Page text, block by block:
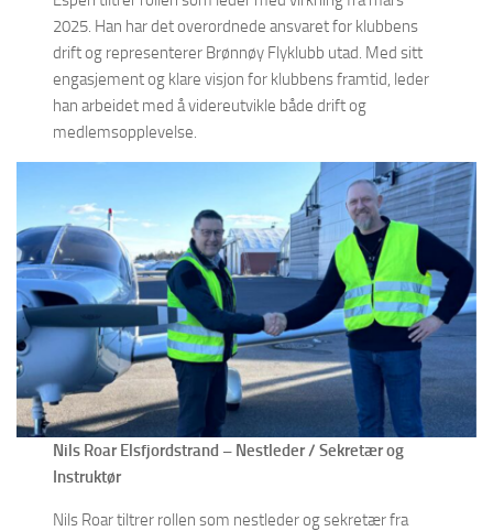
2025. Han har det overordnede ansvaret for klubbens
drift og representerer Brønnøy Flyklubb utad. Med sitt
engasjement og klare visjon for klubbens framtid, leder
han arbeidet med å videreutvikle både drift og
medlemsopplevelse.
Nils Roar Elsfjordstrand – Nestleder / Sekretær og
Instruktør
Nils Roar tiltrer rollen som nestleder og sekretær fra